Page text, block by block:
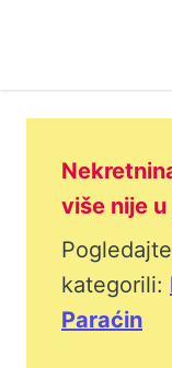
više nije
kategorili:
Paraćin